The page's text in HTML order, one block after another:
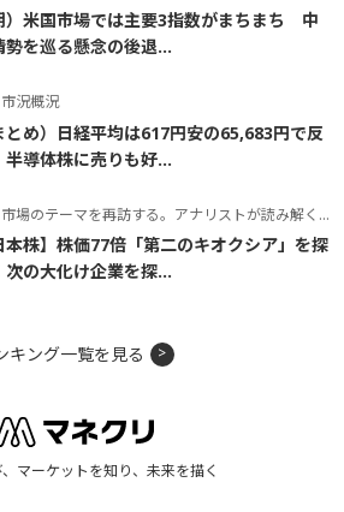
）米国市場では主要3指数がまちまち 中
勢を巡る懸念の後退...
市況概況
とめ）日経平均は617円安の65,683円で反
導体株に売りも好...
市場のテーマを再訪する。アナリストが読み解くテーマの本質
本株】株価77倍「第二のキオクシア」を探
次の大化け企業を探...
キング一覧を見る
マーケットを知り、未来を描く